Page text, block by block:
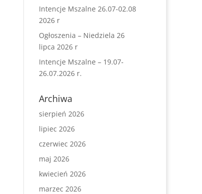
Intencje Mszalne 26.07-02.08
2026 r
Ogłoszenia – Niedziela 26
lipca 2026 r
Intencje Mszalne – 19.07-
26.07.2026 r.
Archiwa
sierpień 2026
lipiec 2026
czerwiec 2026
maj 2026
kwiecień 2026
marzec 2026